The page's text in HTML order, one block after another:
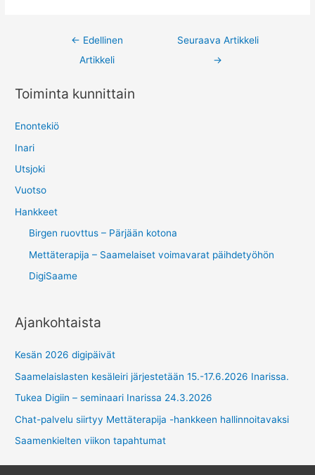
navigation
← Edellinen
Artikkeli
Seuraava Artikkeli
→
Toiminta kunnittain
Enontekiö
Inari
Utsjoki
Vuotso
Hankkeet
Birgen ruovttus – Pärjään kotona
Mettäterapija – Saamelaiset voimavarat päihdetyöhön
DigiSaame
Ajankohtaista
Kesän 2026 digipäivät
Saamelaislasten kesäleiri järjestetään 15.-17.6.2026 Inarissa.
Tukea Digiin – seminaari Inarissa 24.3.2026
Chat-palvelu siirtyy Mettäterapija -hankkeen hallinnoitavaksi
Saamenkielten viikon tapahtumat